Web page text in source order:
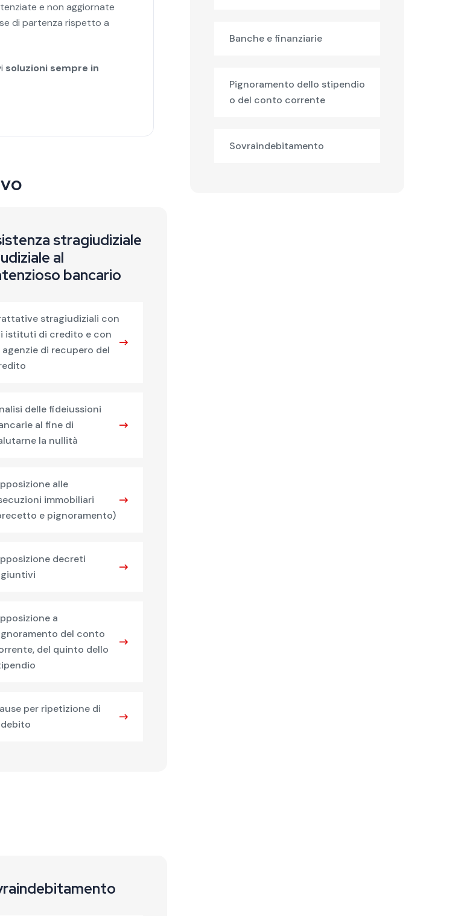
e non aggiornate
di partenza rispetto a
soluzioni sempre in
stragiudiziale
al
bancario
stragiudiziali con
istituti di credito e con
agenzie di recupero del
delle fideiussioni
al fine di
la nullità
alle
immobiliari
e pignoramento)
decreti
a
del conto
del quinto dello
per ripetizione di
Banche e finanziarie
Pignoramento dello stipendio
o del conto corrente
Sovraindebitamento